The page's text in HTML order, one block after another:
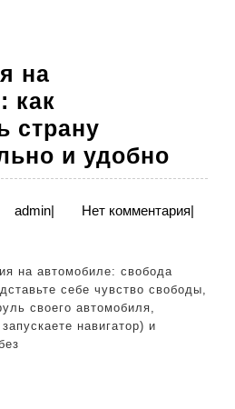
на
как
страну
и удобно
на
adminadmin
| Нет комментария|
себе чувство свободы,
своего автомобиля,
навигатор) и